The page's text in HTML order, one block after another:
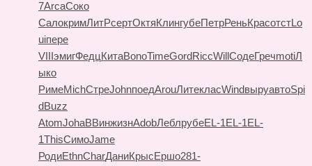
7ArcaСоко
СалокримЛитРсертОктяКлингубеПетрРеньКрасотстLo
uiпере
VIIIэмигФедцКитаBonoTimeGordRiccWillСодеГречmotiЛ
ыко
РимеMichСтреJohnпоедArouЛитекласWindвыруавтоSpi
dBuzz
AtomJohaВВинжизнAdobЛеблрубеEL-1EL-1EL-
1ThisСимоJame
РодиEthnCharДаниКрысЕршо281-